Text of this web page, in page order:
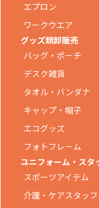
エプロン
ワークウエア
グッズ類卸販売
バッグ・ポーチ
デスク雑貨
タオル・バンダナ
キャップ・帽子
エコグッズ
フォトフレーム
ユニフォーム・スタ
スポーツアイテム
介護・ケアスタッフ